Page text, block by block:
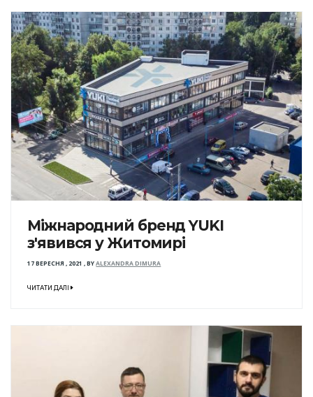
Міжнародний бренд YUKI
з'явився у Житомирі
17 ВЕРЕСНЯ , 2021 ,BYALEXANDRA DIMURA
ЧИТАТИ ДАЛІ